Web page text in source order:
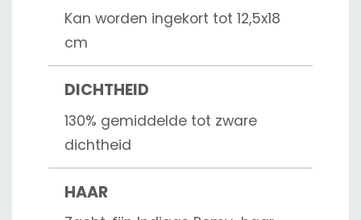
Kan worden ingekort tot 12,5x18
cm
DICHTHEID
130% gemiddelde tot zware
dichtheid
HAAR